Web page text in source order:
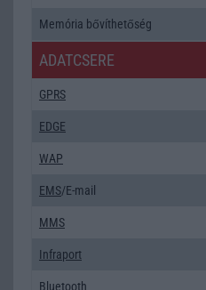
Memória bővíthetőség
ADATCSERE
GPRS
EDGE
WAP
EMS/E-mail
MMS
Infraport
Bluetooth